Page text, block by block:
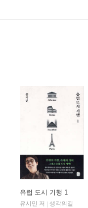
유럽 도시 기행 1
유시민 저
생각의길